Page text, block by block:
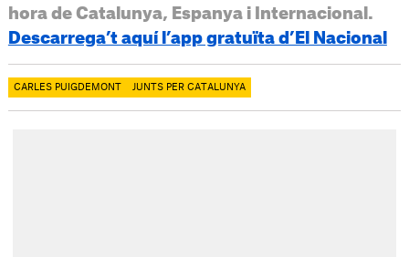
hora de Catalunya, Espanya i Internacional.
Descarrega’t aquí l’app gratuïta d’El Nacional
CARLES PUIGDEMONT JUNTS PER CATALUNYA